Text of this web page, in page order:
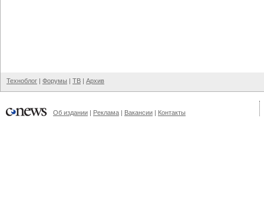
Техноблог | Форумы | ТВ | Архив
Об издании | Реклама | Вакансии | Контакты